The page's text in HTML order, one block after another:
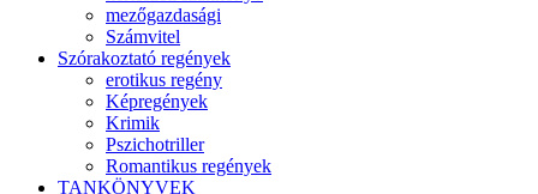
mezőgazdasági
Számvitel
Szórakoztató regények
erotikus regény
Képregények
Krimik
Pszichotriller
Romantikus regények
TANKÖNYVEK